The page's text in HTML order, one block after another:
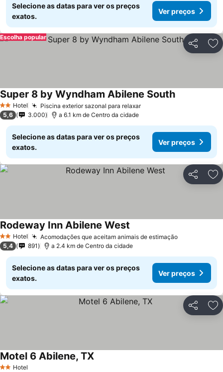
Selecione as datas para ver os preços
exatos.
Ver preços
Partilhar
Escolha popular
2 Estrelas
Hotel Piscina exterior sazonal para relaxar
Super 8 by Wyndham Abilene South
5,6 3.000 a 6.1 km de Centro da cidade
Selecione as datas para ver os preços
exatos.
Ver preços
Partilhar
2 Estrelas
Hotel Acomodações que aceitam animais de estimação
Rodeway Inn Abilene West
5,4 891 a 2.4 km de Centro da cidade
Selecione as datas para ver os preços
exatos.
Ver preços
Partilhar
2 Estrelas
Hotel
Motel 6 Abilene, TX